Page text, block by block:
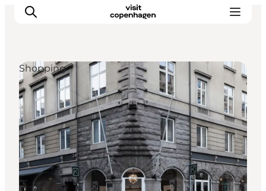
This is Copenhagen
Aktiviteter
Spis & drik
Områder
Planlæg din tur
CopenPay
Shopping